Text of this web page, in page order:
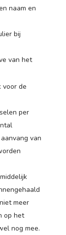
naam en
bij
van het
voor de
per
van
meer
op het
nog mee.